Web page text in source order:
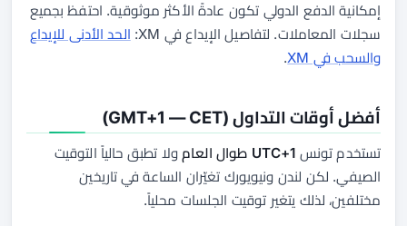
إمكانية الدفع الدولي تكون عادةً الأكثر موثوقية. احتفظ بجميع
سجلات المعاملات. لتفاصيل الإيداع في XM:
الحد الأدنى للإيداع
والسحب في XM
.
أفضل أوقات التداول (GMT+1 — CET)
تستخدم تونس UTC+1 طوال العام
ولا تطبق حالياً التوقيت
الصيفي. لكن لندن ونيويورك تغيّران الساعة في تاريخين
مختلفين، لذلك يتغير توقيت الجلسات محلياً.